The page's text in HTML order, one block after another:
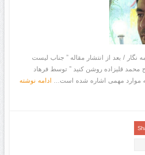
/ بعد از انتشار مقاله ” جناب لیست
محمد قلیزاده روشن کنید ” توسط فرهاد
موارد مهمی اشاره شده است...
ادامه نوشته